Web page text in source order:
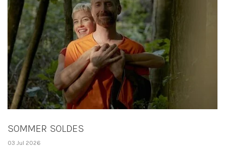
SOMMER SOLDES
03 Jul 2026